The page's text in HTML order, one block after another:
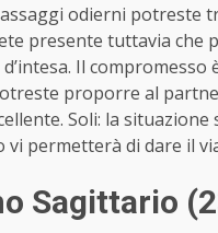
odierni potreste
presente tuttavia
Il
proporre al
Soli: la
permetterà di dare il
Sagittario